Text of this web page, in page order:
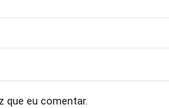
que eu comentar.